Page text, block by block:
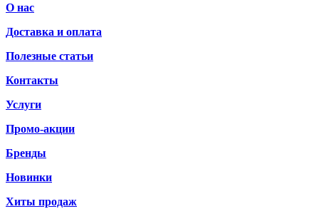
О нас
Доставка и оплата
Полезные статьи
Контакты
Услуги
Промо-акции
Бренды
Новинки
Хиты продаж